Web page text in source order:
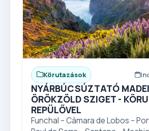
Körutazások
NYÁRBÚCSÚZTATÓ
ÖRÖKZÖLD SZIGET -
REPÜLŐVEL
Funchal – Câmara de Lobos –